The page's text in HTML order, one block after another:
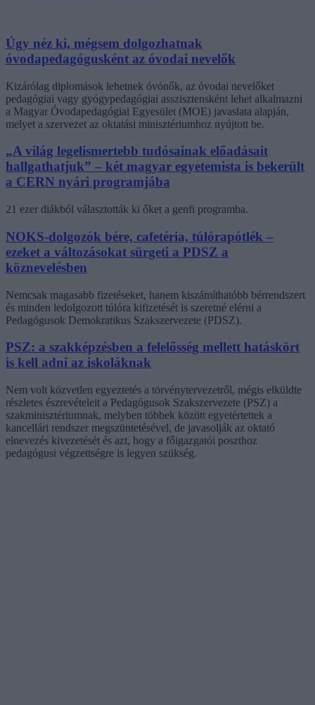
Úgy néz ki, mégsem dolgozhatnak
óvodapedagógusként az óvodai nevelők
Kizárólag diplomások lehetnek óvónők, az óvodai nevelőket
pedagógiai vagy gyógypedagógiai asszisztensként lehet alkalmazni
a Magyar Óvodapedagógiai Egyesület (MOE) javaslata alapján,
melyet a szervezet az oktatási minisztériumhoz nyújtott be.
„A világ legelismertebb tudósainak előadásait
hallgathatjuk” – két magyar egyetemista is bekerült
a CERN nyári programjába
21 ezer diákból választották ki őket a genfi programba.
NOKS-dolgozók bére, cafetéria, túlórapótlék –
ezeket a változásokat sürgeti a PDSZ a
köznevelésben
Nemcsak magasabb fizetéseket, hanem kiszámíthatóbb bérrendszert
és minden ledolgozott túlóra kifizetését is szeretné elérni a
Pedagógusok Demokratikus Szakszervezete (PDSZ).
PSZ: a szakképzésben a felelősség mellett hatáskört
is kell adni az iskoláknak
Nem volt közvetlen egyeztetés a törvénytervezetről, mégis elküldte
részletes észrevételeit a Pedagógusok Szakszervezete (PSZ) a
szakminisztériumnak, melyben többek között egyetértettek a
kancellári rendszer megszüntetésével, de javasolják az oktató
elnevezés kivezetését és azt, hogy a főigazgatói poszthoz
pedagógusi végzettségre is legyen szükség.